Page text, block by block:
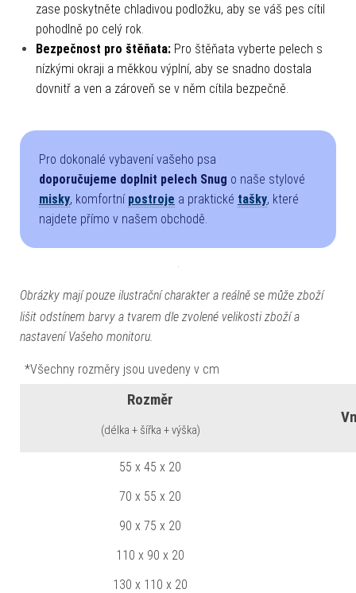
zase poskytněte chladivou podložku, aby se váš pes cítil
pohodlně po celý rok.
Bezpečnost pro štěňata: Pro štěňata vyberte pelech s
nízkými okraji a měkkou výplní, aby se snadno dostala
dovnitř a ven a zároveň se v něm cítila bezpečně.
Pro dokonalé vybavení vašeho psa
doporučujeme doplnit pelech Snug o naše stylové
misky, komfortní postroje a praktické tašky, které
najdete přímo v našem obchodě.
Obrázky mají pouze ilustrační charakter a reálně se může zboží
lišit odstínem barvy a tvarem dle zvolené velikosti zboží a
nastavení Vašeho monitoru.
*Všechny rozměry jsou uvedeny v cm
Rozměr
(délka + šířka + výška)
55 x 45 x 20
70 x 55 x 20
90 x 75 x 20
110 x 90 x 20
130 x 110 x 20